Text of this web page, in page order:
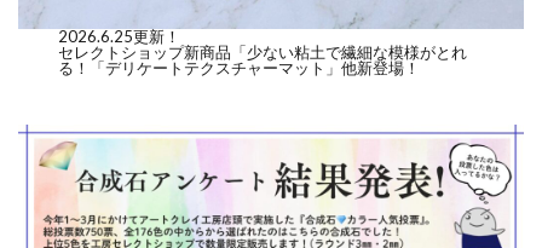
2026.6.25更新！
セレクトショップ新商品「少ない粘土で繊細な模様がとれ
る！「デリケートテクスチャーマット」他新登場！